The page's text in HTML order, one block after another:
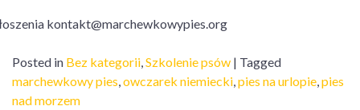
kontakt@marchewkowypies.org
Posted in Bez kategorii Szkolenie psów | Tagged
marchewkowy pies owczarek niemiecki pies na urlopie pies
nad morzem